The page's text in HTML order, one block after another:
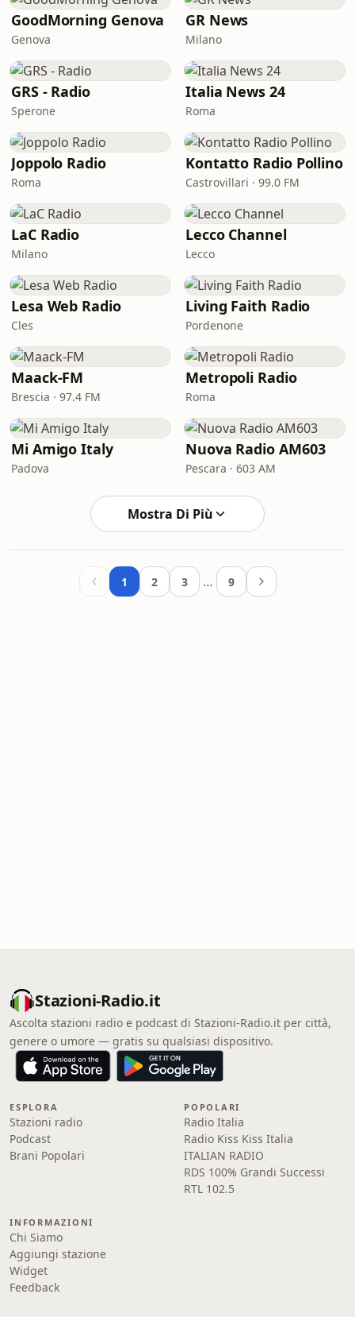
GoodMorning Genova
Genova
GR News
Milano
GRS - Radio
Sperone
Italia News 24
Roma
Joppolo Radio
Roma
Kontatto Radio Pollino
Castrovillari · 99.0 FM
LaC Radio
Milano
Lecco Channel
Lecco
Lesa Web Radio
Cles
Living Faith Radio
Pordenone
Maack-FM
Brescia · 97.4 FM
Metropoli Radio
Roma
Mi Amigo Italy
Padova
Nuova Radio AM603
Pescara · 603 AM
Mostra Di Più
1 2 3 … 9
Stazioni-Radio.it
Ascolta stazioni radio e podcast di Stazioni-Radio.it per città,
genere o umore — gratis su qualsiasi dispositivo.
ESPLORA
Stazioni radio
Podcast
Brani Popolari
POPOLARI
Radio Italia
Radio Kiss Kiss Italia
ITALIAN RADIO
RDS 100% Grandi Successi
RTL 102.5
INFORMAZIONI
Chi Siamo
Aggiungi stazione
Widget
Feedback